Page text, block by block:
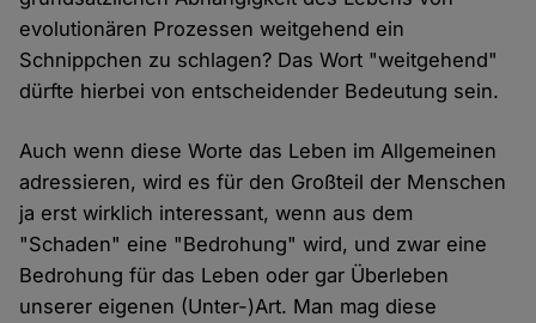
evolutionären Prozessen weitgehend ein
Schnippchen zu schlagen? Das Wort "weitgehend"
dürfte hierbei von entscheidender Bedeutung sein.
Auch wenn diese Worte das Leben im Allgemeinen
adressieren, wird es für den Großteil der Menschen
ja erst wirklich interessant, wenn aus dem
"Schaden" eine "Bedrohung" wird, und zwar eine
Bedrohung für das Leben oder gar Überleben
unserer eigenen (Unter-)Art. Man mag diese